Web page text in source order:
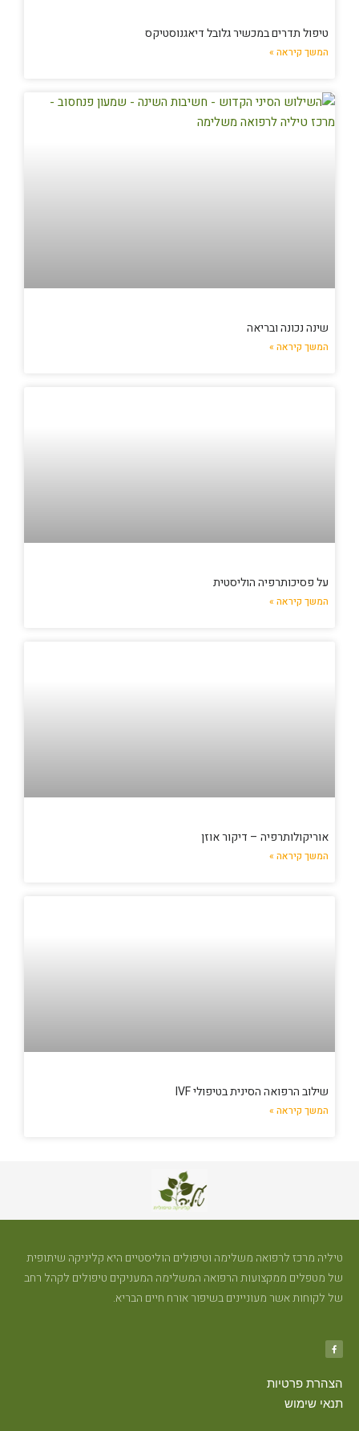
טיפול תדרים במכשיר גלובל דיאגנוסטיקס
המשך קיראה »
שינה נכונה ובריאה
המשך קיראה »
על פסיכותרפיה הוליסטית
המשך קיראה »
אוריקולותרפיה – דיקור אוזן
המשך קיראה »
שילוב הרפואה הסינית בטיפולי IVF
המשך קיראה »
טיליה מרכז לרפואה משלימה וטיפולים הוליסטיים היא קליניקה שיתופית
של מטפלים ממקצועות הרפואה המשלימה המעניקים טיפולים לקהל רחב
של לקוחות אשר מעוניינים בשיפור אורח חיים הבריא.
הצהרת פרטיות
תנאי שימוש